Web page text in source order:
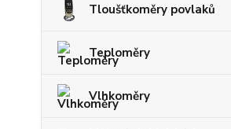
Tloušťkoměry povlaků
Teploměry
Vlhkoměry